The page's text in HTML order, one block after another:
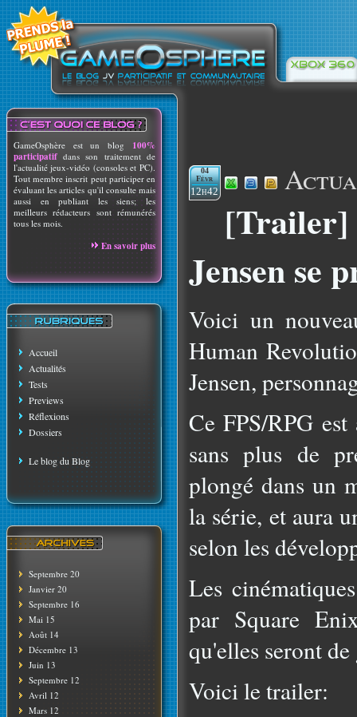
GameOsphère est un blog 100%
participatif dans son traitement de
l'actualité jeux-vidéo (consoles et PC).
Tout membre inscrit peut participer en
évaluant les articles qu'il consulte mais
aussi en publiant les siens; les
meilleurs rédacteurs sont rémunérés
tous les mois.
En savoir plus
Accueil
Actualités
Tests
Previews
Réflexions
Dossiers
Le blog du Blog
Septembre 20
Janvier 20
Septembre 16
Mai 15
Août 14
Décembre 13
Juin 13
Septembre 12
Avril 12
Mars 12
04
Févr
12h42
[Trailer]
Jensen se
Voici un
Human
Jensen,
Ce FPS/RPG
sans plus de
plongé dans un
la série, et aura
selon les
Les
par Square
qu'elles seront
Voici le trailer: